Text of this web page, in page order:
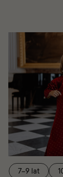
7–9 lat